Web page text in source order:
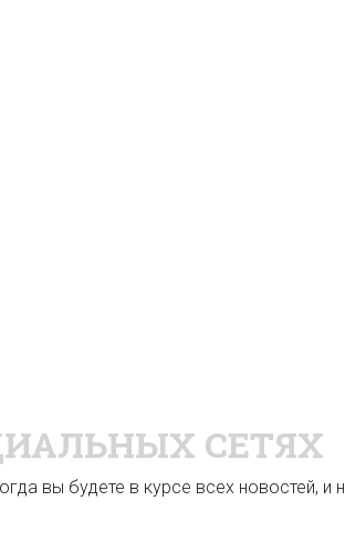
СЕТЯХ
вы будете в курсе всех новостей, и